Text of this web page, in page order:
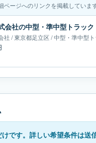
ページへのリンクを掲載しています
社 /東京都足立区 /中型・準中型トラック
です。詳しい希望条件は送